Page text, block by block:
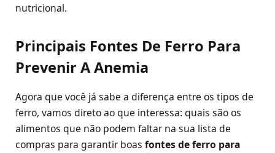
nutricional.
Principais Fontes De Ferro Para
Prevenir A Anemia
Agora que você já sabe a diferença entre os tipos de
ferro, vamos direto ao que interessa: quais são os
alimentos que não podem faltar na sua lista de
compras para garantir boas fontes de ferro para